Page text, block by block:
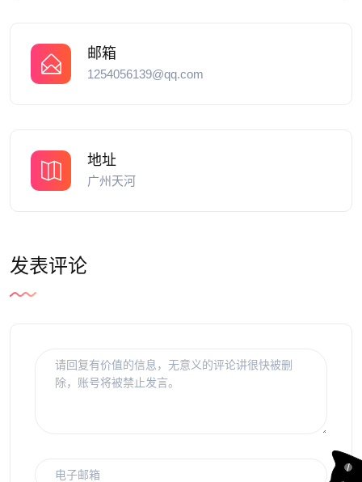
邮箱
1254056139@qq.com
地址
广州天河
发表评论